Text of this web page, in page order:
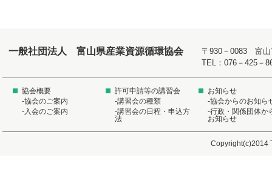
一般社団法人 富山県産業資源循環協会
〒930－0083 富山
TEL：076－425
協会概要
-協会のご案内
-入会のご案内
許可申請等の講習会
-講習会の種類
-講習会の日程・申込方
法
お知らせ
-協会からのお知ら
-行政・関係団体か
お知らせ
Copyright(c)2014